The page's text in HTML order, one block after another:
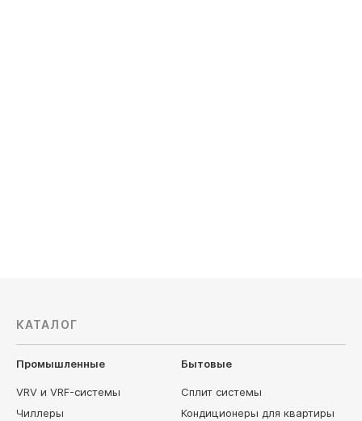
КАТАЛОГ
Промышленные
VRV и VRF-системы
Чиллеры
Бытовые
Сплит системы
Кондиционеры для квартиры